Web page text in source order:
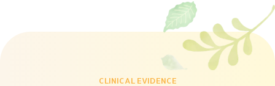
CLINICAL EVIDENCE